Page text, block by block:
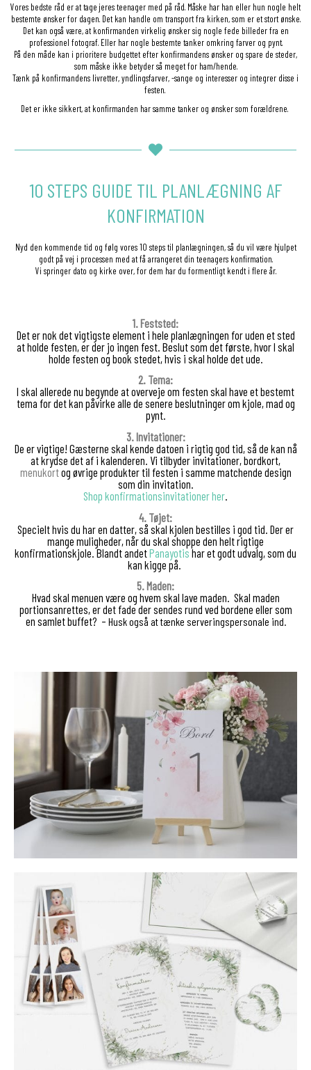
Vores bedste råd er at tage jeres teenager med på råd. Måske har han eller hun nogle helt
bestemte ønsker for dagen. Det kan handle om transport fra kirken, som er et stort ønske.
Det kan også være, at konfirmanden virkelig ønsker sig nogle fede billeder fra en
professionel fotograf. Eller har nogle bestemte tanker omkring farver og pynt.
På den måde kan i prioritere budgettet efter konfirmandens ønsker og spare de steder,
som måske ikke betyder så meget for ham/hende.
Tænk på konfirmandens livretter, yndlingsfarver, -sange og interesser og integrer disse i
festen.
Det er ikke sikkert, at konfirmanden har samme tanker og ønsker som forældrene.
10 STEPS GUIDE TIL PLANLÆGNING AF
KONFIRMATION
Nyd den kommende tid og følg vores 10 steps til planlægningen, så du vil være hjulpet
godt på vej i processen med at få arrangeret din teenagers konfirmation.
Vi springer dato og kirke over, for dem har du formentligt kendt i flere år.
1. Feststed:
Det er nok det vigtigste element i hele planlægningen for uden et sted
at holde festen, er der jo ingen fest. Beslut som det første, hvor I skal
holde festen og book stedet, hvis i skal holde det ude.
2. Tema:
I skal allerede nu begynde at overveje om festen skal have et bestemt
tema for det kan påvirke alle de senere beslutninger om kjole, mad og
pynt.
3. Invitationer:
De er vigtige! Gæsterne skal kende datoen i rigtig god tid, så de kan nå
at krydse det af i kalenderen. Vi tilbyder invitationer, bordkort,
menukortog øvrige produkter til festen i samme matchende design
som din invitation.
Shop konfirmationsinvitationer her
4. Tøjet:
Specielt hvis du har en datter, så skal kjolen bestilles i god tid. Der er
mange muligheder, når du skal shoppe den helt rigtige
konfirmationskjole. Blandt andetPanayotishar et godt udvalg, som du
kan kigge på.
5. Maden:
Hvad skal menuen være og hvem skal lave maden. Skal maden
portionsanrettes, er det fade der sendes rund ved bordene eller som
en samlet buffet? – Husk også at tænke serveringspersonale ind.